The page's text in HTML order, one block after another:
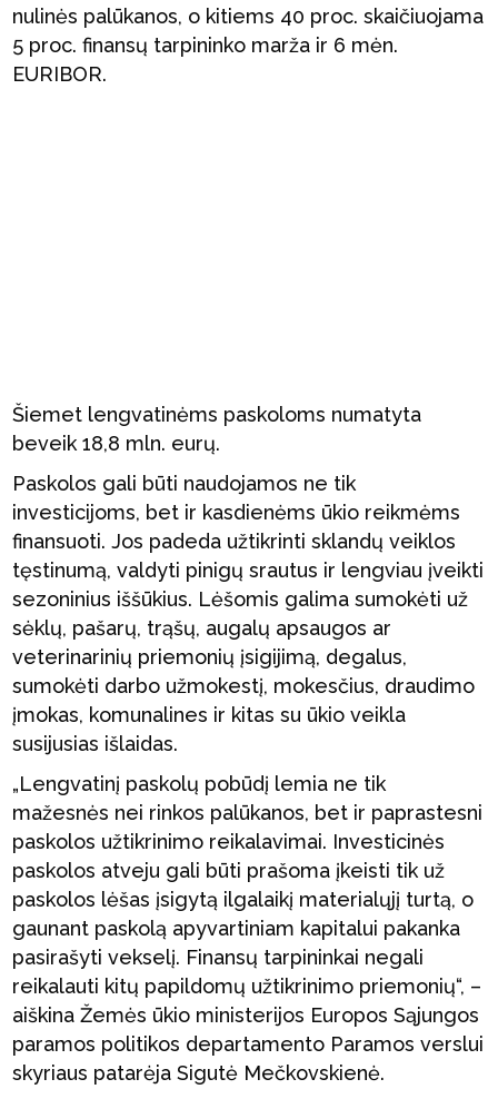
nulinės palūkanos, o kitiems 40 proc. skaičiuojama
5 proc. finansų tarpininko marža ir 6 mėn.
EURIBOR.
Šiemet lengvatinėms paskoloms numatyta
beveik 18,8 mln. eurų.
Paskolos gali būti naudojamos ne tik
investicijoms, bet ir kasdienėms ūkio reikmėms
finansuoti. Jos padeda užtikrinti sklandų veiklos
tęstinumą, valdyti pinigų srautus ir lengviau įveikti
sezoninius iššūkius. Lėšomis galima sumokėti už
sėklų, pašarų, trąšų, augalų apsaugos ar
veterinarinių priemonių įsigijimą, degalus,
sumokėti darbo užmokestį, mokesčius, draudimo
įmokas, komunalines ir kitas su ūkio veikla
susijusias išlaidas.
„Lengvatinį paskolų pobūdį lemia ne tik
mažesnės nei rinkos palūkanos, bet ir paprastesni
paskolos užtikrinimo reikalavimai. Investicinės
paskolos atveju gali būti prašoma įkeisti tik už
paskolos lėšas įsigytą ilgalaikį materialųjį turtą, o
gaunant paskolą apyvartiniam kapitalui pakanka
pasirašyti vekselį. Finansų tarpininkai negali
reikalauti kitų papildomų užtikrinimo priemonių“, –
aiškina Žemės ūkio ministerijos Europos Sąjungos
paramos politikos departamento Paramos verslui
skyriaus patarėja Sigutė Mečkovskienė.